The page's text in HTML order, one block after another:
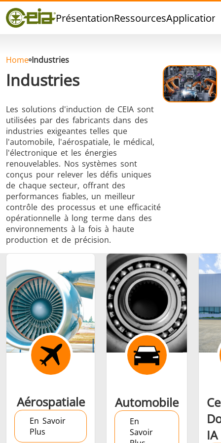
PrésentationRessources
Qualité
Événements
Brasage Argent Brasage Etain
Brasage
Aluminium
Thermoscellage
Frettage
Générateur et
Contrôleur
Générateurs
Home Industries
Industries
Les solutions d'induction de CEIA sont
utilisées par des fabricants dans des
industries exigeantes telles que
l'automobile, l'aérospatiale, le médical,
l'électronique et les énergies
renouvelables. Nos systèmes sont
conçus pour relever les défis uniques
de chaque secteur, offrant des
performances fiables, un meilleur
contrôle des processus et une efficacité
opérationnelle à long terme dans des
environnements à la fois à haute
production et de précision.
Aérospatiale
En Savoir
Plus
Automobile
En
Savoir
IA